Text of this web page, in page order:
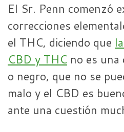
El Sr. Penn comenzó
correcciones
el THC, diciendo que
CBD y THC no es una
o negro, que no se
malo y el CBD es
ante una cuestión